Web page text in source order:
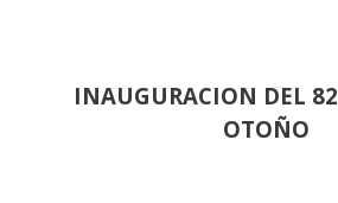
INAUGURACION DEL
OTOÑO